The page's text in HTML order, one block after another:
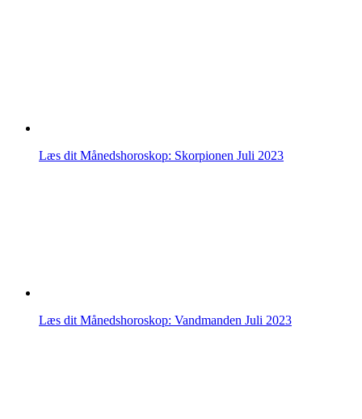
Læs dit Månedshoroskop: Skorpionen Juli 2023
Læs dit Månedshoroskop: Vandmanden Juli 2023